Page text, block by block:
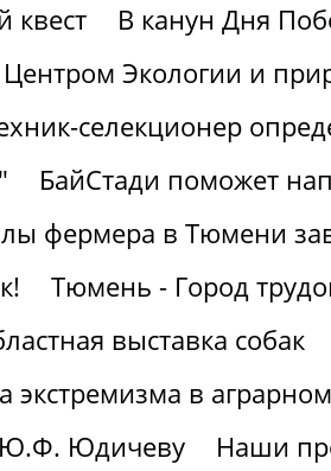
квест
В канун Дня
Центром Экологии и
селекционер
БайСтади поможет
фермера в Тюмени
Тюмень - Город
выставка собак
экстремизма в аграрном
Юдичеву
Наши